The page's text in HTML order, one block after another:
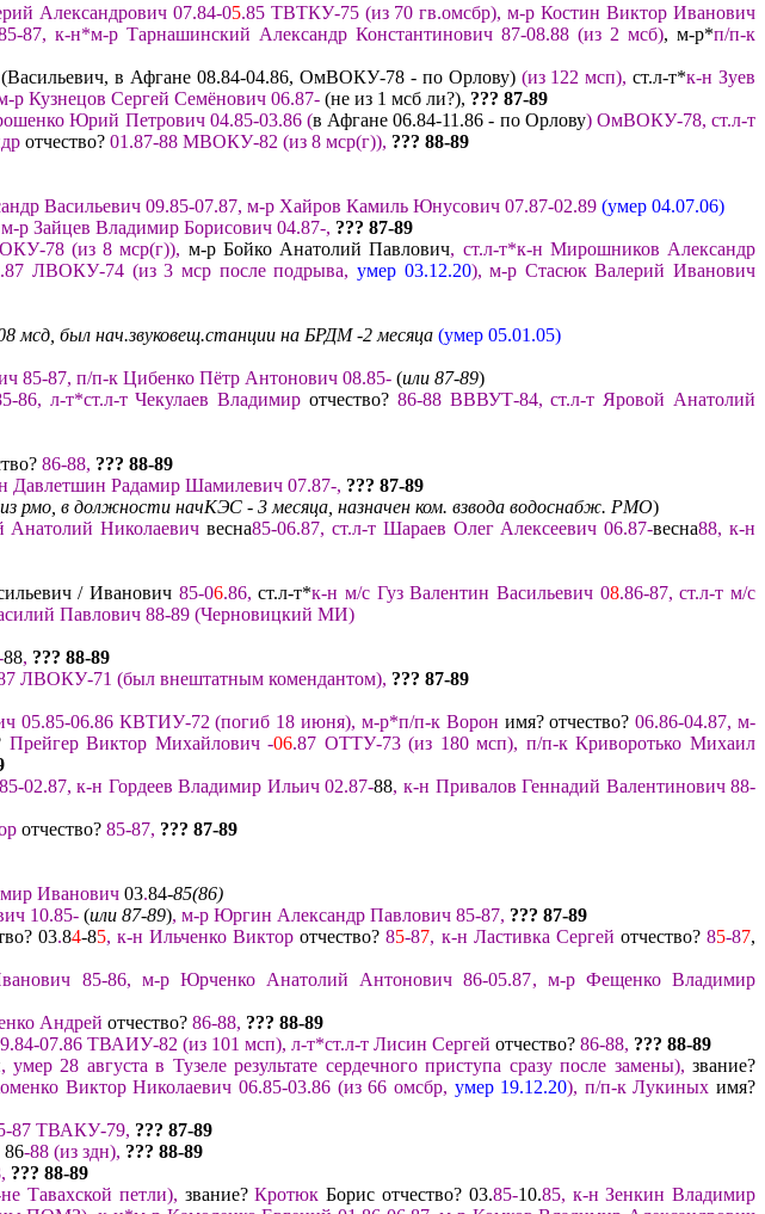
Александрович 07.84-05.85 ТВТКУ-75 (из 70 гв.омсбр), м-р Костин Виктор Иванович
87, к-н*м-р Тарнашинский Александр Константинович 87-08.88 (из 2 мсб), м-р*п/п-к
(Васильевич,в Афгане 08.84-04.86, ОмВОКУ-78 - по Орлову) (из 122 мсп), ст.л-т*к-н Зуев
р Кузнецов Сергей Семёнович 06.87- (не из 1 мсб ли?), ??? 87-89
Юрий Петрович 04.85-03.86 (в Афгане 06.84-11.86 - по Орлову) ОмВОКУ-78, ст.л-т
отчество? 01.87-88 МВОКУ-82 (из 8 мср(г)), ??? 88-89
Васильевич 09.85-07.87, м-р Хайров Камиль Юнусович 07.87-02.89 (умер 04.07.06)
м-р Зайцев Владимир Борисович 04.87-, ??? 87-89
78(из 8 мср(г)), м-р Бойко Анатолий Павлович, ст.л-т*к-н Мирошников Александр
ЛВОКУ-74 (из3 мсрпосле подрыва, умер 03.12.20), м-р СтасюкВалерий Иванович
мсд был нач.звуковещ.станции на БРДМ -2 месяца (умер 05.01.05)
85-87, п/п-к Цибенко Пётр Антонович 08.85- (или 87-89)
86, л-т*ст.л-т Чекулаев Владимиротчество? 86-88 ВВВУТ-84, ст.л-т Яровой Анатолий
86-88, ??? 88-89
Давлетшин Радамир Шамилевич 07.87-, ??? 87-89
из рмо, в должности начКЭС - 3 месяца назначен ком. взвода водоснабж. РМО)
Анатолий Николаевичвесна85-06.87, ст.л-т Шараев Олег Алексеевич 06.87-весна88,к-н
/ Иванович 85-06.86, ст.л-т*к-нм/с Гуз Валентин Васильевич 08.86-87, ст.л-т м/с
Павлович 88-89 (Черновицкий МИ)
88, ??? 88-89
ЛВОКУ-71 (был внештатным комендантом), ??? 87-89
05.85-06.86 КВТИУ-72 (погиб 18 июня), м-р*п/п-к Ворон имя? отчество? 06.86-04.87, м-
Прейгер Виктор Михайлович-06.87 ОТТУ-73(из 180мсп), п/п-к Криворотько Михаил
02.87,к-н Гордеев Владимир Ильич 02.87-88, к-н Привалов Геннадий Валентинович88-
отчество? 85-87, ??? 87-89
Иванович 03.84-85(86)
10.85- (или 87-89), м-р Юргин Александр Павлович 85-87, ??? 87-89
03.84-85, к-н Ильченко Виктор отчество?85-87, к-н Ластивка Сергей отчество?85-87,
85-86, м-р Юрченко Анатолий Антонович 86-05.87, м-р Фещенко Владимир
Андрей отчество? 86-88, ??? 88-89
07.86 ТВАИУ-82 (из 101 мсп), л-т*ст.л-т Лисин Сергей отчество? 86-88, ??? 88-89
,умер 28 августа в Тузелерезультате сердечного приступа сразу после замены),звание?
Виктор Николаевич 06.85-03.86 (из 66 омсбр, умер 19.12.20), п/п-к Лукиных имя?
87 ТВАКУ-79, ??? 87-89
86-88 (из здн), ??? 88-89
??? 88-89
Тавахской петли), звание?Кротюк Борис отчество? 03.85-10.85, к-н Зенкин Владимир